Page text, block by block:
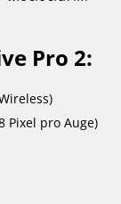
Pro 2:
Pixel pro Auge)